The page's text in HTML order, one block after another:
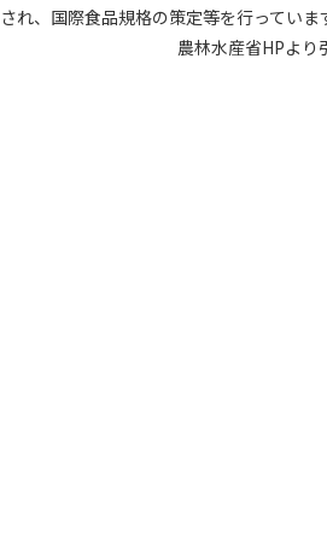
れ、国際食品規格の策定等を行っていま
農林水産省HPより